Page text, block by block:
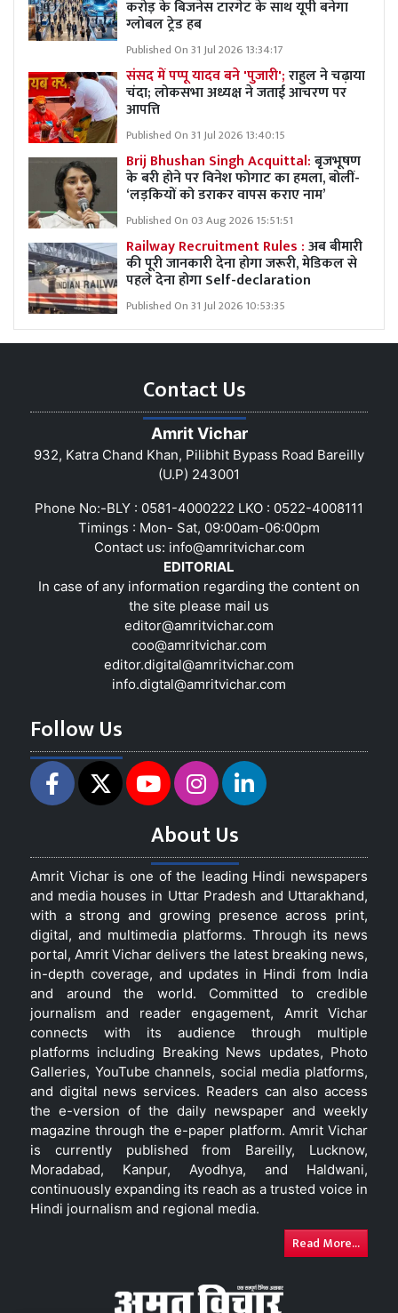
करोड़ के बिजनेस टारगेट के साथ यूपी बनेगा
ग्लोबल ट्रेड हब
Published On 31 Jul 2026 13:34:17
संसद में पप्पू यादव बने 'पुजारी';राहुल ने चढ़ाया
चंदा; लोकसभा अध्यक्ष ने जताई आचरण पर
आपत्ति
Published On 31 Jul 2026 13:40:15
Brij Bhushan Singh Acquittal:बृजभूषण
के बरी होने पर विनेश फोगाट का हमला, बोलीं-
‘लड़कियों को डराकर वापस कराए नाम’
Published On 03 Aug 2026 15:51:51
Railway Recruitment Rules :अब बीमारी
की पूरी जानकारी देना होगा जरूरी, मेडिकल से
पहले देना होगा Self-declaration
Published On 31 Jul 2026 10:53:35
Contact Us
Amrit Vichar
932, Katra Chand Khan, Pilibhit Bypass Road Bareilly
(U.P) 243001
Phone No:-BLY : 0581-4000222 LKO : 0522-4008111
Timings : Mon- Sat, 09:00am-06:00pm
Contact us: info@amritvichar.com
EDITORIAL
In case of any information regarding the content on
the site please mail us
editor@amritvichar.com
coo@amritvichar.com
editor.digital@amritvichar.com
info.digtal@amritvichar.com
Follow Us
About Us
Amrit Vichar is one of the leading Hindi newspapers
and media houses in Uttar Pradesh and Uttarakhand,
with a strong and growing presence across print,
digital, and multimedia platforms. Through its news
portal, Amrit Vichar delivers the latest breaking news,
in-depth coverage, and updates in Hindi from India
and around the world. Committed to credible
journalism and reader engagement, Amrit Vichar
connects with its audience through multiple
platforms including Breaking News updates, Photo
Galleries, YouTube channels, social media platforms,
and digital news services. Readers can also access
the e-version of the daily newspaper and weekly
magazine through the e-paper platform. Amrit Vichar
is currently published from Bareilly, Lucknow,
Moradabad, Kanpur, Ayodhya, and Haldwani,
continuously expanding its reach as a trusted voice in
Hindi journalism and regional media.
Read More...